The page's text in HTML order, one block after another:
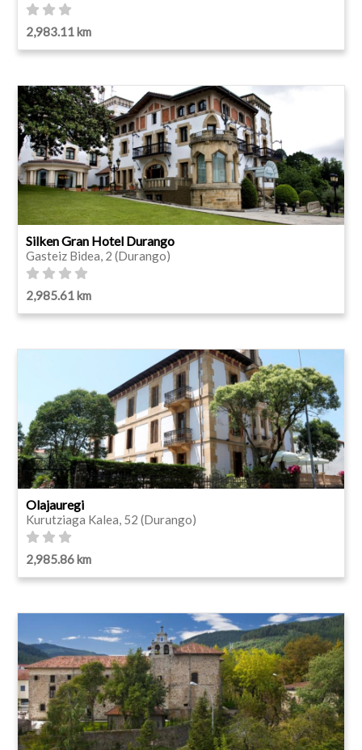
2,983.11 km
Silken Gran Hotel Durango
Gasteiz Bidea, 2 (Durango)
2,985.61 km
Olajauregi
Kurutziaga Kalea, 52 (Durango)
2,985.86 km